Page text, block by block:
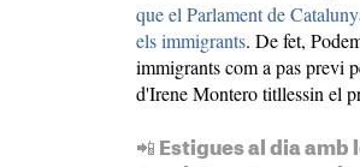
que el Parlament de
els immigrants. De fet,
immigrants com a pas previ
d'Irene Montero titllessin el
📲 Estigues al dia amb